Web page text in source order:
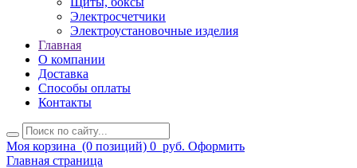
Электросчетчики
Электроустановочные изделия
Главная
О компании
Доставка
Способы оплаты
Контакты
Моя корзина (0 позиций) 0 руб. Оформить
Главная страница